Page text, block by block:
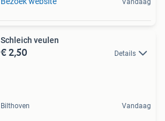
Vandaag
Schleich veulen
€ 2,50 Details
Bilthoven Vandaag